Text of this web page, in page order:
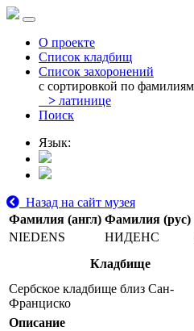
О проекте
Список кладбищ
Список захоронений
с сортировкой по
> латинице
Поиск
Язык:
Назад на сайт музея
Фамилия (англ) Фамилия (рус)
NIEDENS
НИДЕНС
Кладбище
Сербское кладбище близ Сан-
Франциско
Описание